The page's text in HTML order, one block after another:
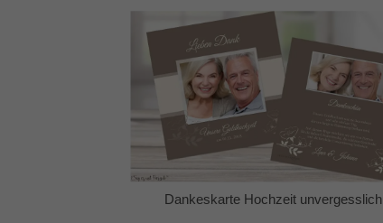
Dankeskarte Hochzeit unvergesslich